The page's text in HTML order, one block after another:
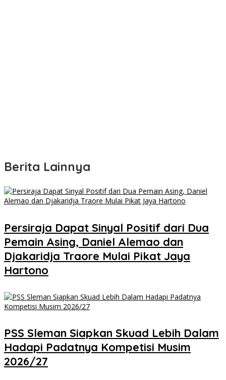
Berita Lainnya
Persiraja Dapat Sinyal Positif dari Dua
Pemain Asing, Daniel Alemao dan
Djakaridja Traore Mulai Pikat Jaya
Hartono
PSS Sleman Siapkan Skuad Lebih Dalam
Hadapi Padatnya Kompetisi Musim
2026/27